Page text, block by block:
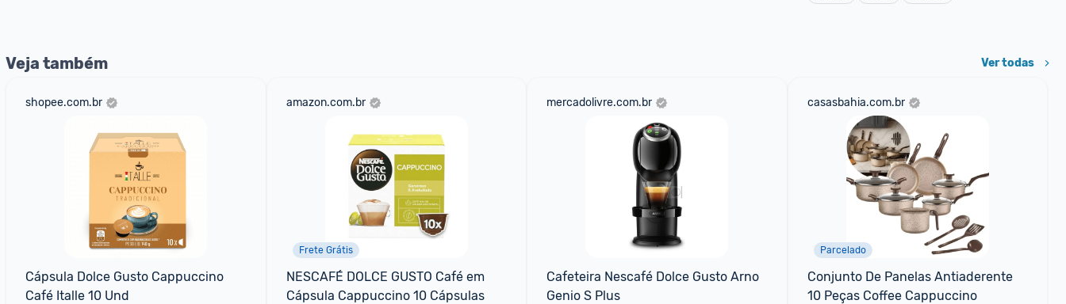
Veja também Ver todas
shopee.com.br
Cápsula Dolce Gusto Cappuccino
Café Italle 10 Und
amazon.com.br
Frete Grátis
NESCAFÉ DOLCE GUSTO Café em
Cápsula Cappuccino 10 Cápsulas
mercadolivre.com.br
Cafeteira Nescafé Dolce Gusto Arno
Genio S Plus
casasbahia.com.br
Parcelado
Conjunto De Panelas Antiaderente
10 Peças Coffee Cappuccino